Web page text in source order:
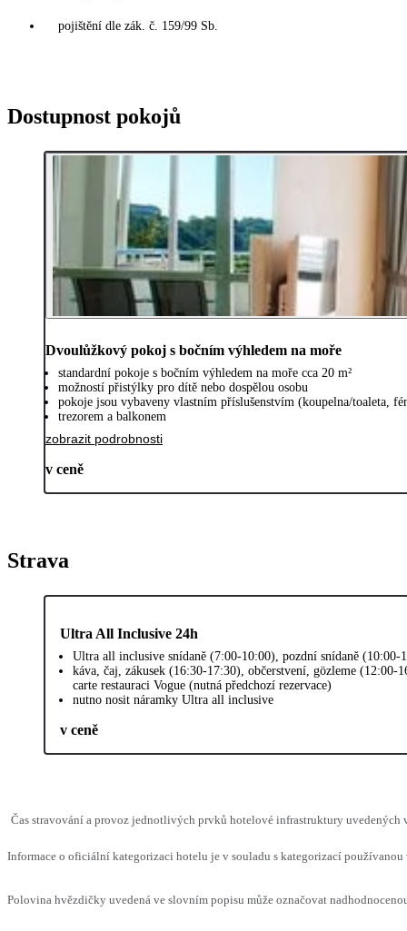
pojištění dle zák. č. 159/99 Sb.
Dostupnost pokojů
Dvoulůžkový pokoj s bočním výhledem na moře
standardní pokoje s bočním výhledem na moře cca 20 m²
možností přistýlky pro dítě nebo dospělou osobu
pokoje jsou vybaveny vlastním příslušenstvím (koupelna/toaleta,
trezorem a balkonem
zobrazit podrobnosti
v ceně
Strava
Ultra All Inclusive 24h
Ultra all inclusive snídaně (7:00-10:00), pozdní snídaně
káva, čaj, zákusek (16:30-17:30), občerstvení, gözleme
carte restauraci Vogue (nutná předchozí rezervace)
nutno nosit náramky Ultra all inclusive
v ceně
Čas stravování a provoz jednotlivých prvků hotelové infrastruktury uvedených
Informace o oficiální kategorizaci hotelu je v souladu s kategorizací
Polovina hvězdičky uvedená ve slovním popisu může označovat